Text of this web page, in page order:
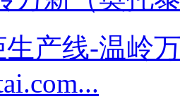
产线-温岭